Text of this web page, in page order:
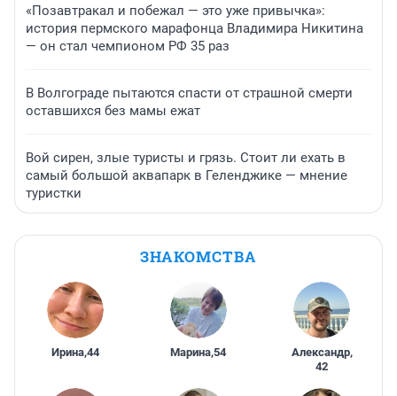
«Позавтракал и побежал — это уже привычка»:
история пермского марафонца Владимира Никитина
— он стал чемпионом РФ 35 раз
В Волгограде пытаются спасти от страшной смерти
оставшихся без мамы ежат
Вой сирен, злые туристы и грязь. Стоит ли ехать в
самый большой аквапарк в Геленджике — мнение
туристки
ЗНАКОМСТВА
Ирина,44 Марина,54 Александр,
42